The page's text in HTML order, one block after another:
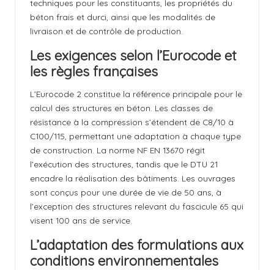
techniques pour les constituants, les propriétés du
béton frais et durci, ainsi que les modalités de
livraison et de contrôle de production.
Les exigences selon l’Eurocode et
les règles françaises
L’Eurocode 2 constitue la référence principale pour le
calcul des structures en béton. Les classes de
résistance à la compression s’étendent de C8/10 à
C100/115, permettant une adaptation à chaque type
de construction. La norme NF EN 13670 régit
l’exécution des structures, tandis que le DTU 21
encadre la réalisation des bâtiments. Les ouvrages
sont conçus pour une durée de vie de 50 ans, à
l’exception des structures relevant du fascicule 65 qui
visent 100 ans de service.
L’adaptation des formulations aux
conditions environnementales